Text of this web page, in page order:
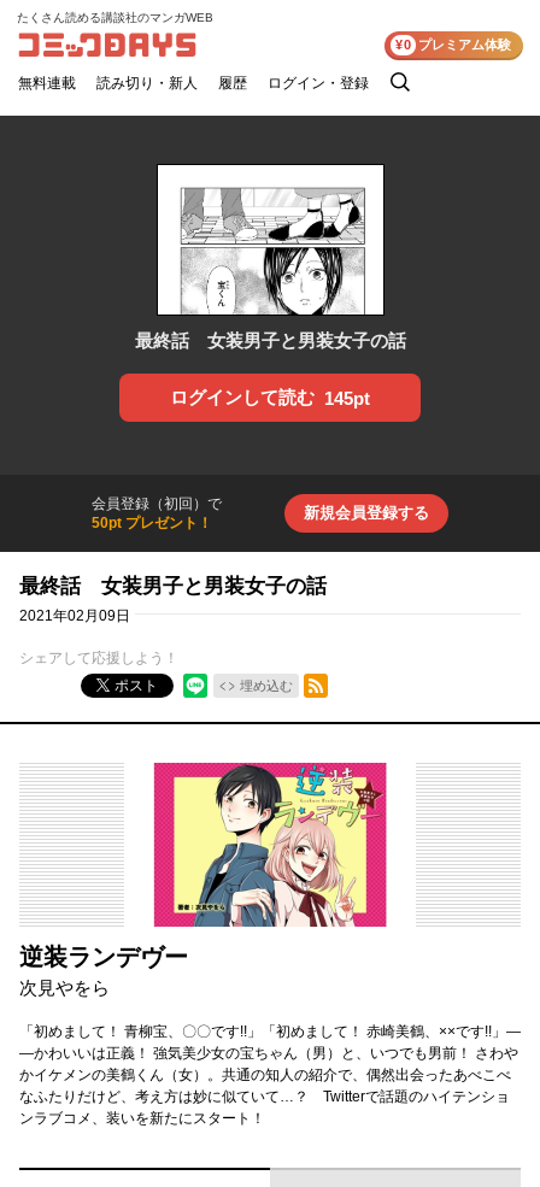
コミックDAYS
たくさん読める講談社のマンガWEB
無料連載 読み切り・新人 履歴 ログイン・登録
検
¥0 プレミアム体験
最終話 女装男子と男装女子の話
ログインして読む 145pt
会員登録（初回）で
50pt プレゼント！
新規会員登録する
最終話 女装男子と男装女子の話
2021年02月09日
シェアして応援しよう！
ポスト
埋め込む
RSSフィード
逆装ランデヴー
次見やをら
「初めまして！ 青柳宝、〇〇です!!」「初めまして！ 赤崎美鶴、××です!!」―
―かわいいは正義！ 強気美少女の宝ちゃん（男）と、いつでも男前！ さわや
かイケメンの美鶴くん（女）。共通の知人の紹介で、偶然出会ったあべこべ
なふたりだけど、考え方は妙に似ていて…？ Twitterで話題のハイテンショ
ンラブコメ、装いを新たにスタート！